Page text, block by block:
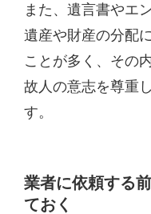
また、遺言書やエ
遺産や財産の分配
ことが多く、その
故人の意志を尊重
す。
業者に依頼する
ておく